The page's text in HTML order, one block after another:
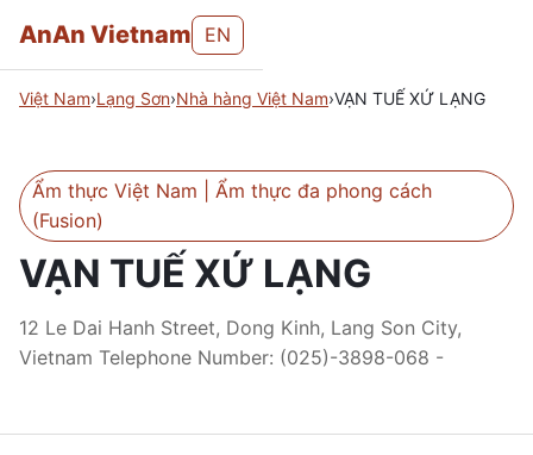
AnAn Vietnam EN
Việt Nam›Lạng Sơn›Nhà hàng Việt Nam›VẠN TUẾ XỨ LẠNG
Ẩm thực Việt Nam | Ẩm thực đa phong cách
(Fusion)
VẠN TUẾ XỨ LẠNG
12 Le Dai Hanh Street, Dong Kinh, Lang Son City,
Vietnam Telephone Number: (025)-3898-068 -